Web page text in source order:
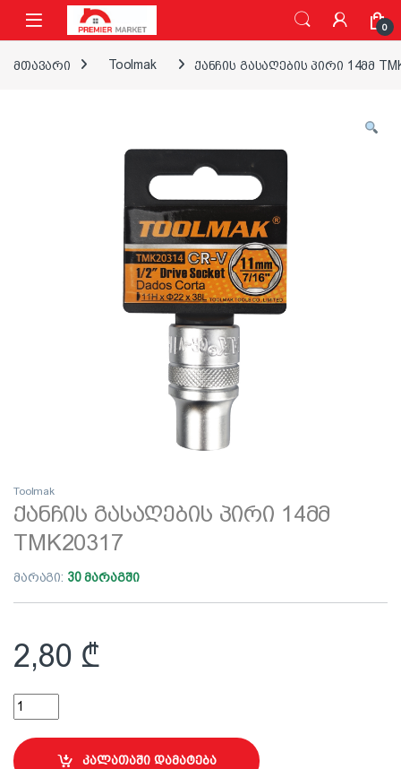
ნავიგაციაზე გადასვლა
შინაარსზე გადასვლა
0
მთავარი Toolmak ქანჩის გასაღების პირი 14მმ
Toolmak
ქანჩის გასაღების პირი 14მმ
TMK20317
მარაგი: 30 მარაგში
2,80 ₾
ქანჩის გასაღების პირი 14მმ TMK20317 quantity
კალათაში დამატება